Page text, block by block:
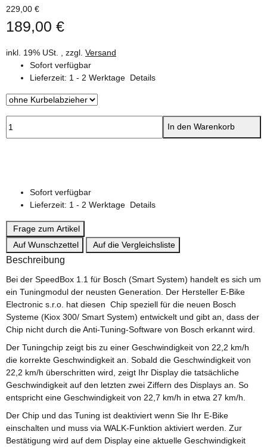
229,00 €
189,00 €
inkl. 19% USt. , zzgl. Versand
Sofort verfügbar
Lieferzeit: 1 - 2 Werktage Details
In den Warenkorb
Sofort verfügbar
Lieferzeit: 1 - 2 Werktage Details
Frage zum Artikel
Auf Wunschzettel
Auf die Vergleichsliste
Beschreibung
Bei der SpeedBox 1.1 für Bosch (Smart System) handelt es sich um
ein Tuningmodul der neusten Generation. Der Hersteller E-Bike
Electronic s.r.o. hat diesen Chip speziell für die neuen Bosch
Systeme (Kiox 300/ Smart System) entwickelt und gibt an, dass der
Chip nicht durch die Anti-Tuning-Software von Bosch erkannt wird.
Der Tuningchip zeigt bis zu einer Geschwindigkeit von 22,2 km/h
die korrekte Geschwindigkeit an. Sobald die Geschwindigkeit von
22,2 km/h überschritten wird, zeigt Ihr Display die tatsächliche
Geschwindigkeit auf den letzten zwei Ziffern des Displays an. So
entspricht eine Geschwindigkeit von 22,7 km/h in etwa 27 km/h.
Der Chip und das Tuning ist deaktiviert wenn Sie Ihr E-Bike
einschalten und muss via WALK-Funktion aktiviert werden. Zur
Bestätigung wird auf dem Display eine aktuelle Geschwindigkeit